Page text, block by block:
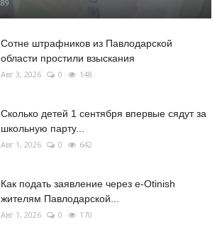
89
Сотне штрафников из Павлодарской
области простили взыскания
Авг 3, 2026 0 148
Сколько детей 1 сентября впервые сядут за
школьную парту...
Авг 1, 2026 0 642
Как подать заявление через e-Otinish
жителям Павлодарской...
Авг 1, 2026 0 170